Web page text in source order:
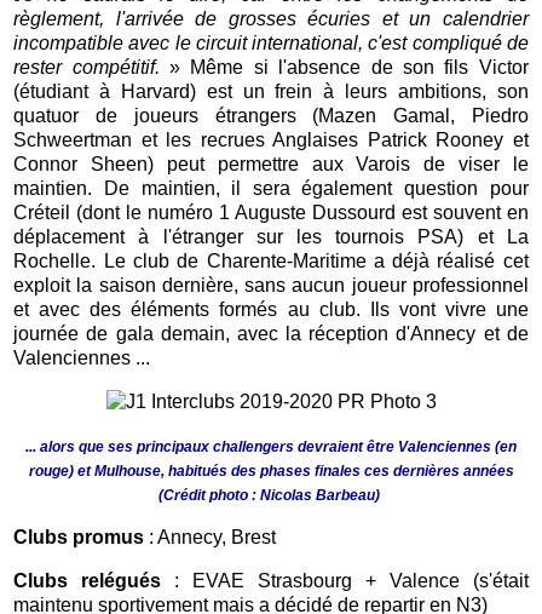
règlement, l'arrivée de grosses écuries et un calendrier
incompatible avec le circuit international, c'est compliqué de
rester compétitif. » Même si l'absence de son fils Victor
(étudiant à Harvard) est un frein à leurs ambitions, son
quatuor de joueurs étrangers (Mazen Gamal, Piedro
Schweertman et les recrues Anglaises Patrick Rooney et
Connor Sheen) peut permettre aux Varois de viser le
maintien. De maintien, il sera également question pour
Créteil (dont le numéro 1 Auguste Dussourd est souvent en
déplacement à l'étranger sur les tournois PSA) et La
Rochelle. Le club de Charente-Maritime a déjà réalisé cet
exploit la saison dernière, sans aucun joueur professionnel
et avec des éléments formés au club. Ils vont vivre une
journée de gala demain, avec la réception d'Annecy et de
Valenciennes ...
... alors que ses principaux challengers devraient être Valenciennes (en
rouge) et Mulhouse, habitués des phases finales ces dernières années
(Crédit photo : Nicolas Barbeau)
Clubs promus : Annecy, Brest
Clubs relégués : EVAE Strasbourg + Valence (s'était
maintenu sportivement mais a décidé de repartir en N3)